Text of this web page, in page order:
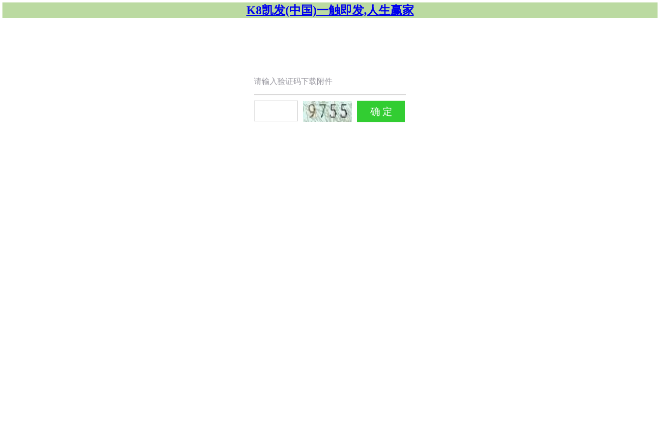
K8凯发(中国)一触即发,人生赢家
请输入验证码下载附件